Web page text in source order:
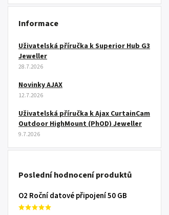
Informace
Uživatelská příručka k Superior Hub G3
Jeweller
28.7.2026
Novinky AJAX
12.7.2026
Uživatelská příručka k Ajax CurtainCam
Outdoor HighMount (PhOD) Jeweller
9.7.2026
Poslední hodnocení produktů
O2 Roční datové připojení 50 GB